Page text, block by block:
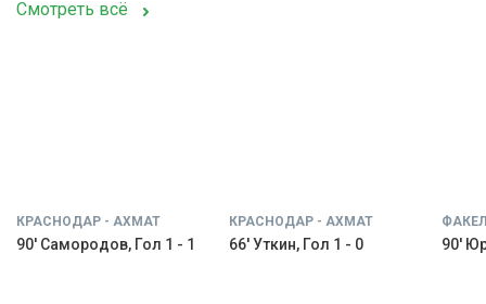
Смотреть всё
КРАСНОДАР - АХМАТ
90' Самородов, Гол 1 - 1
КРАСНОДАР - АХМАТ
66' Уткин, Гол 1 - 0 90'